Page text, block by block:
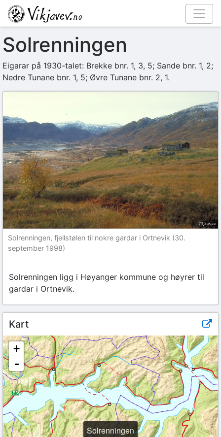
Solrenningen
Eigarar på 1930-talet: Brekke bnr. 1, 3, 5; Sande bnr. 1, 2;
Nedre Tunane bnr. 1, 5; Øvre Tunane bnr. 2, 1.
Solrenningen, fjellstølen til nokre gardar i Ortnevik (30.
september 1998)
Solrenningen ligg i Høyanger kommune og høyrer til
gardar i Ortnevik.
Kart
Solrenningen
+
-